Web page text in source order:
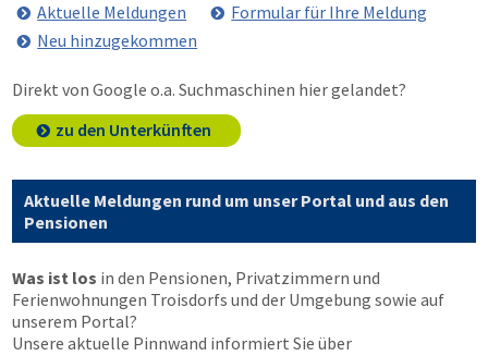
Aktuelle Meldungen
Formular für Ihre Meldung
Neu hinzugekommen
Direkt von Google o.a. Suchmaschinen hier gelandet?
zu den Unterkünften
Aktuelle Meldungen rund um unser Portal und aus den
Pensionen
Was ist los in den Pensionen, Privatzimmern und
Ferienwohnungen Troisdorfs und der Umgebung sowie auf
unserem Portal?
Unsere aktuelle Pinnwand informiert Sie über